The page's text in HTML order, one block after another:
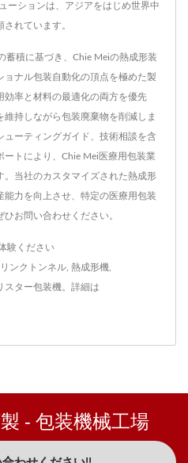
ーションは、アジアをはじめ世界中
れています。
蓄積に基づき、Chie Meiの熱成形装
ナル包装自動化の頂点を極めた製
効率と材料の最適化の両方を優先
持しながら包装廃棄物を削減しま
ーティングガイド、技術相談を含
トにより、Chie Mei医療用包装業
。当社のカスタマイズされた熱成形
能力を向上させ、特定の医療用包装
お問い合わせください。
験ください
ンクトンネル 熱成形機
スター包装機。詳細は
- 包装機械工場